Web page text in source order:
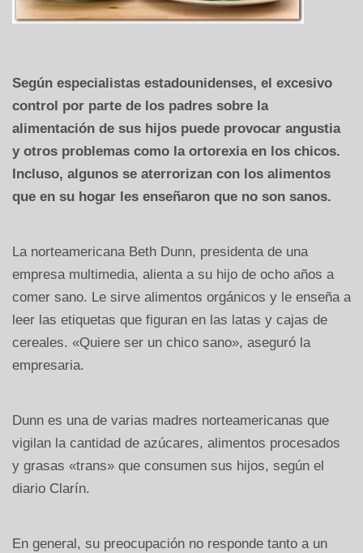
Según especialistas estadounidenses, el excesivo
control por parte de los padres sobre la
alimentación de sus hijos puede provocar angustia
y otros problemas como la ortorexia en los chicos.
Incluso, algunos se aterrorizan con los alimentos
que en su hogar les enseñaron que no son sanos.
La norteamericana Beth Dunn, presidenta de una
empresa multimedia, alienta a su hijo de ocho años a
comer sano. Le sirve alimentos orgánicos y le enseña a
leer las etiquetas que figuran en las latas y cajas de
cereales. «Quiere ser un chico sano», aseguró la
empresaria.
Dunn es una de varias madres norteamericanas que
vigilan la cantidad de azúcares, alimentos procesados
y grasas «trans» que consumen sus hijos, según el
diario Clarín.
En general, su preocupación no responde tanto a un